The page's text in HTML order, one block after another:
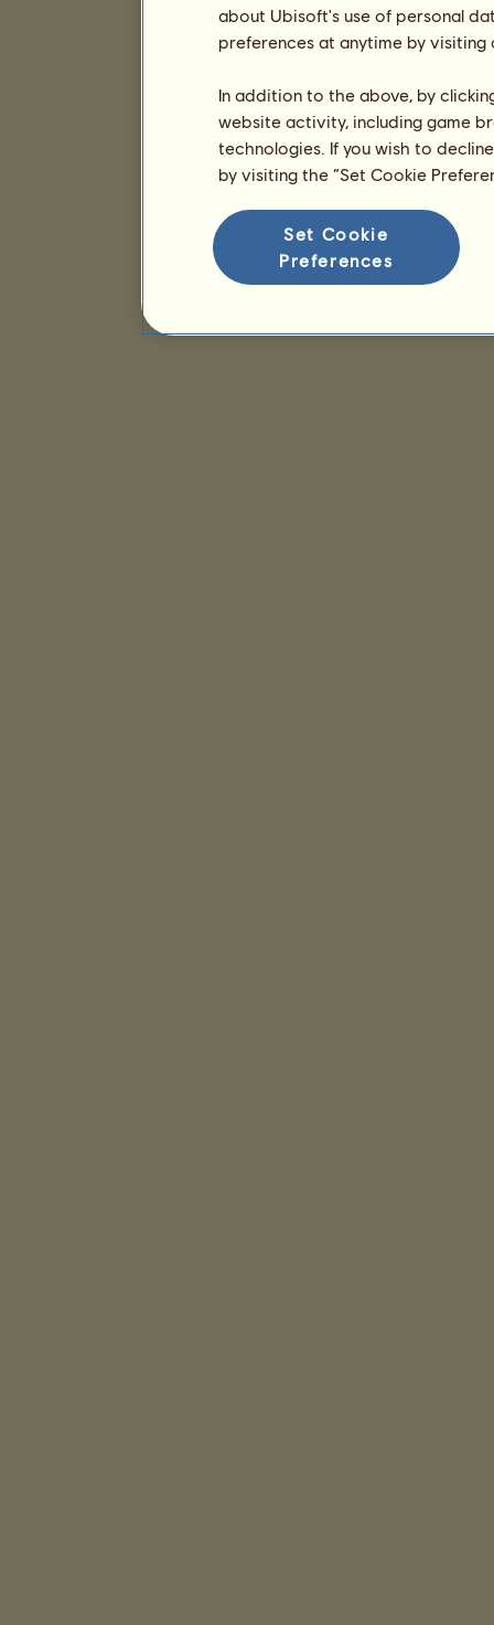
about Ubisoft's use of personal
preferences at anytime by
In addition to the above, by
website activity, including game
technologies. If you wish to
by visiting the “Set Cookie
Set Cookie
Preferences